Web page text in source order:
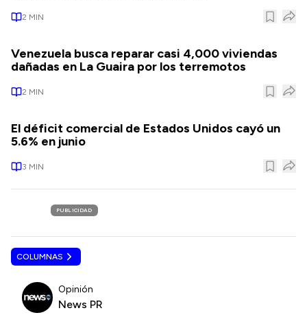
2 MIN
Venezuela busca reparar casi 4,000 viviendas
dañadas en La Guaira por los terremotos
2 MIN
El déficit comercial de Estados Unidos cayó un
5.6% en junio
3 MIN
PUBLICIDAD
COLUMNAS
Opinión
News PR